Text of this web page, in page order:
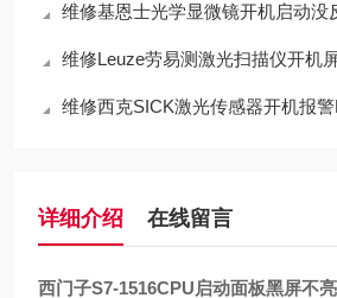
维修基恩士光学显微镜开机启动没反
维修Leuze劳易测激光扫描仪开机屏幕不
维修西克SICK激光传感器开机报警
详细介绍 在线留言
西门子S7-1516CPU启动面板黑屏不